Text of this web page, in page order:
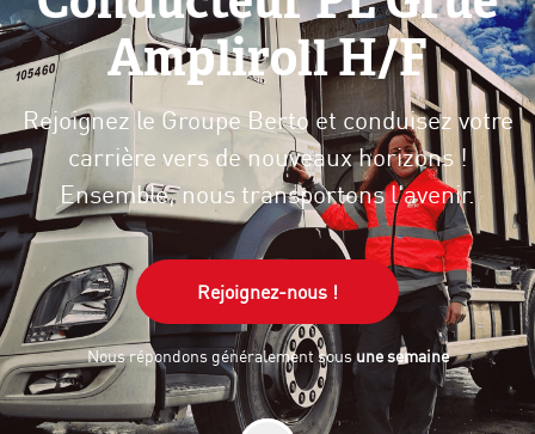
Ampliroll H/F
Rejoignez le Groupe Berto et conduisez votre
carrière vers de nouveaux horizons !
Ensemble, nous transportons l'avenir.
Rejoignez-nous !
Nous répondons généralement sousune semaine